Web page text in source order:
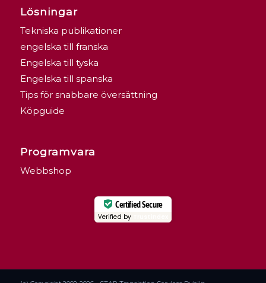
Lösningar
Tekniska publikationer
engelska till franska
Engelska till tyska
Engelska till spanska
Tips för snabbare översättning
Köpguide
Programvara
Webbshop
Certified Secure
Verified by